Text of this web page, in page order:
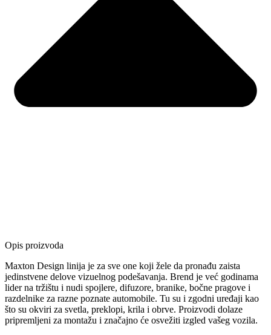
Opis proizvoda
Maxton Design linija je za sve one koji žele da pronađu zaista
jedinstvene delove vizuelnog podešavanja. Brend je već godinama
lider na tržištu i nudi spojlere, difuzore, branike, bočne pragove i
razdelnike za razne poznate automobile. Tu su i zgodni uređaji kao
što su okviri za svetla, preklopi, krila i obrve. Proizvodi dolaze
pripremljeni za montažu i značajno će osvežiti izgled vašeg vozila.